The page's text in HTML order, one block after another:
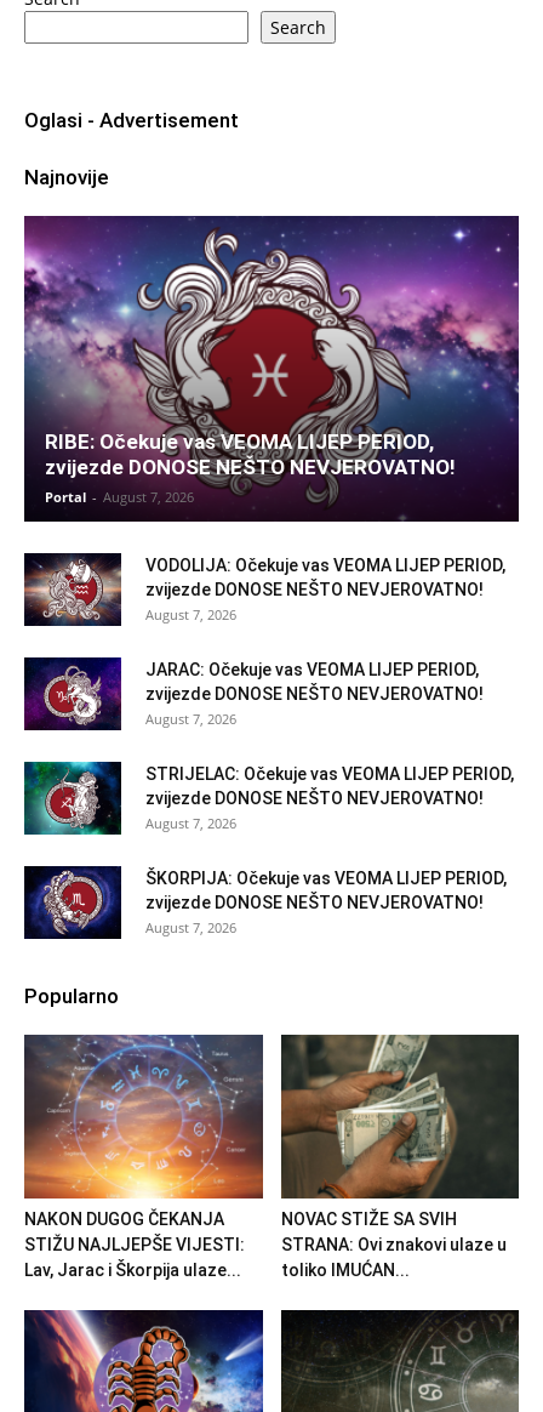
Search
Oglasi - Advertisement
Najnovije
RIBE: Očekuje vas VEOMA LIJEP PERIOD,
zvijezde DONOSE NEŠTO NEVJEROVATNO!
Portal - August 7, 2026
VODOLIJA: Očekuje vas VEOMA LIJEP PERIOD,
zvijezde DONOSE NEŠTO NEVJEROVATNO!
August 7, 2026
JARAC: Očekuje vas VEOMA LIJEP PERIOD,
zvijezde DONOSE NEŠTO NEVJEROVATNO!
August 7, 2026
STRIJELAC: Očekuje vas VEOMA LIJEP PERIOD,
zvijezde DONOSE NEŠTO NEVJEROVATNO!
August 7, 2026
ŠKORPIJA: Očekuje vas VEOMA LIJEP PERIOD,
zvijezde DONOSE NEŠTO NEVJEROVATNO!
August 7, 2026
Popularno
NAKON DUGOG ČEKANJA
STIŽU NAJLJEPŠE VIJESTI:
Lav, Jarac i Škorpija ulaze...
NOVAC STIŽE SA SVIH
STRANA: Ovi znakovi ulaze u
toliko IMUĆAN...